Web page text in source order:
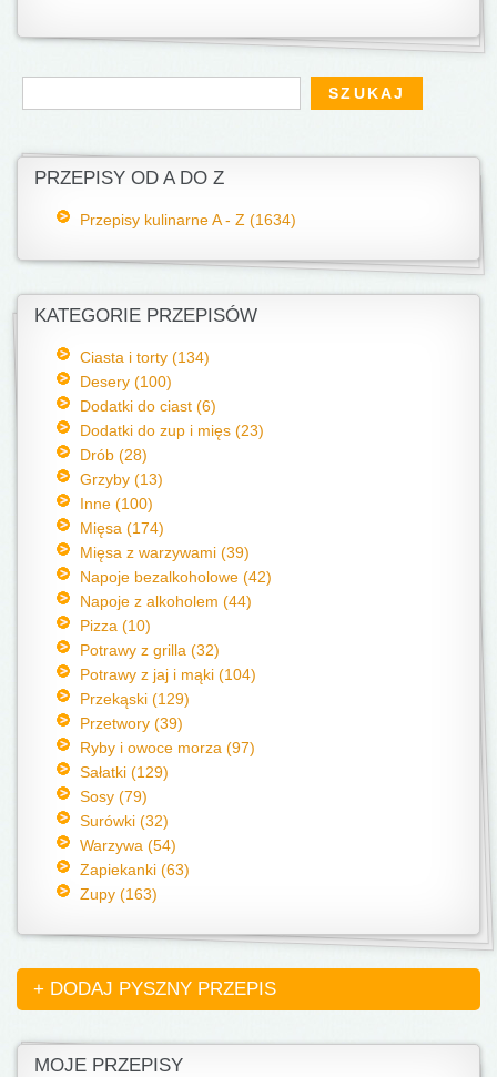
Formularz wyszukiwania
Szukaj
PRZEPISY OD A DO Z
Przepisy kulinarne A - Z (1634)
KATEGORIE PRZEPISÓW
Ciasta i torty (134)
Desery (100)
Dodatki do ciast (6)
Dodatki do zup i mięs (23)
Drób (28)
Grzyby (13)
Inne (100)
Mięsa (174)
Mięsa z warzywami (39)
Napoje bezalkoholowe (42)
Napoje z alkoholem (44)
Pizza (10)
Potrawy z grilla (32)
Potrawy z jaj i mąki (104)
Przekąski (129)
Przetwory (39)
Ryby i owoce morza (97)
Sałatki (129)
Sosy (79)
Surówki (32)
Warzywa (54)
Zapiekanki (63)
Zupy (163)
+ DODAJ PYSZNY PRZEPIS
MOJE PRZEPISY